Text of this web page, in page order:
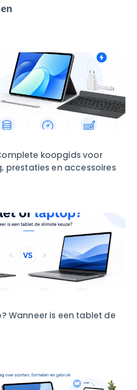
koopgids voor
prestaties en accessoires
Wanneer is een tablet de